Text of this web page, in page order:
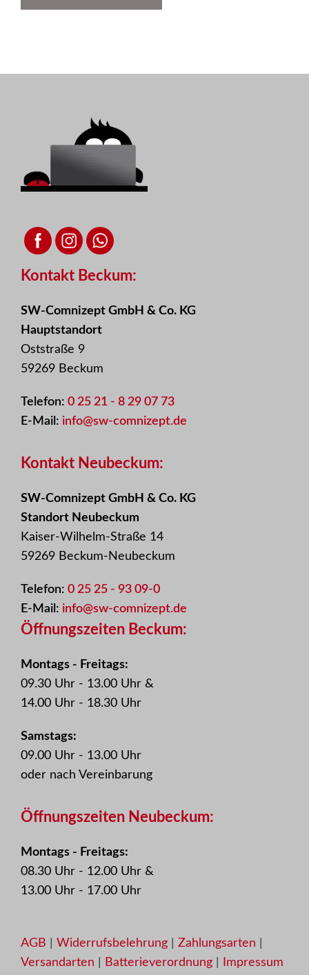
Kontakt Beckum:
SW-Comnizept GmbH & Co. KG
Hauptstandort
Oststraße 9
59269 Beckum
Telefon: 0 25 21 - 8 29 07 73
E-Mail: info@sw-comnizept.de
Kontakt Neubeckum:
SW-Comnizept GmbH & Co. KG
Standort Neubeckum
Kaiser-Wilhelm-Straße 14
59269 Beckum-Neubeckum
Telefon: 0 25 25 - 93 09-0
E-Mail: info@sw-comnizept.de
Öffnungszeiten Beckum:
Montags - Freitags:
09.30 Uhr - 13.00 Uhr &
14.00 Uhr - 18.30 Uhr
Samstags:
09.00 Uhr - 13.00 Uhr
oder nach Vereinbarung
Öffnungszeiten Neubeckum:
Montags - Freitags:
08.30 Uhr - 12.00 Uhr &
13.00 Uhr - 17.00 Uhr
AGB Widerrufsbelehrung Zahlungsarten
Versandarten
Batterieverordnung Impressum